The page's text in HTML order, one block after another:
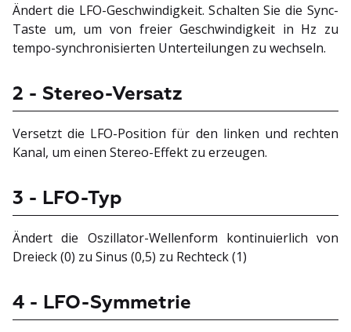
Ändert die LFO-Geschwindigkeit. Schalten Sie die Sync-
Taste um, um von freier Geschwindigkeit in Hz zu
tempo-synchronisierten Unterteilungen zu wechseln.
2 - Stereo-Versatz
Versetzt die LFO-Position für den linken und rechten
Kanal, um einen Stereo-Effekt zu erzeugen.
3 - LFO-Typ
Ändert die Oszillator-Wellenform kontinuierlich von
Dreieck (0) zu Sinus (0,5) zu Rechteck (1)
4 - LFO-Symmetrie